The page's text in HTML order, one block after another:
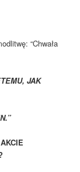
“Chwała
JAK